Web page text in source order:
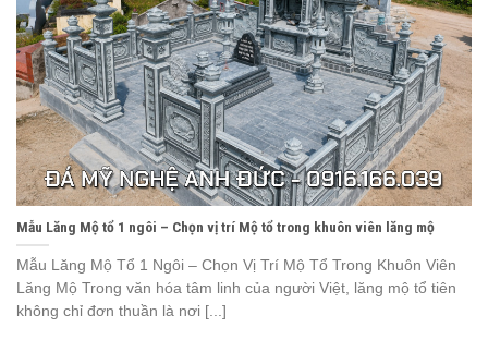
Mẫu Lăng Mộ tổ 1 ngôi – Chọn vị trí Mộ tổ trong khuôn viên lăng mộ
Mẫu Lăng Mộ Tổ 1 Ngôi – Chọn Vị Trí Mộ Tổ Trong Khuôn Viên
Lăng Mộ Trong văn hóa tâm linh của người Việt, lăng mộ tổ tiên
không chỉ đơn thuần là nơi [...]